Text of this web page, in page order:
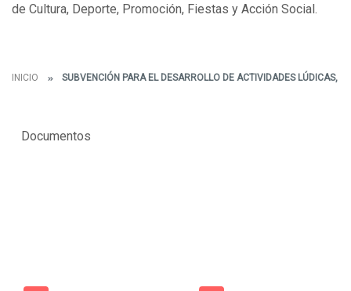
de Cultura, Deporte, Promoción, Fiestas y Acción Social.
INICIO SUBVENCIÓN PARA EL DESARROLLO DE ACTIVIDADES LÚDICAS,
Documentos